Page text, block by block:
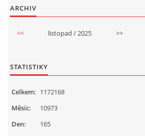
ARCHIV
<< listopad / 2025 >>
STATISTIKY
Celkem: 1172168
Měsíc:
10973
Den:
165